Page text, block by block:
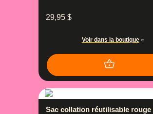
29,95 $
Voir dans la boutique
Sac collation réutilisable rouge